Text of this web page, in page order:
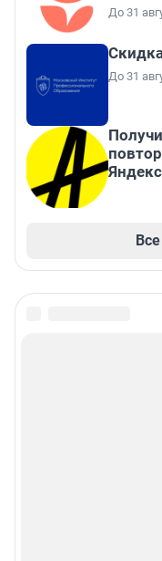
До 31
До 31